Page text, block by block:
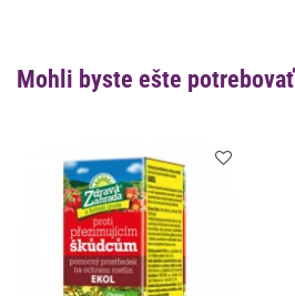
Mohli byste ešte potrebovať